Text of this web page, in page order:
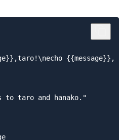
{{message}},
to taro and hanako."